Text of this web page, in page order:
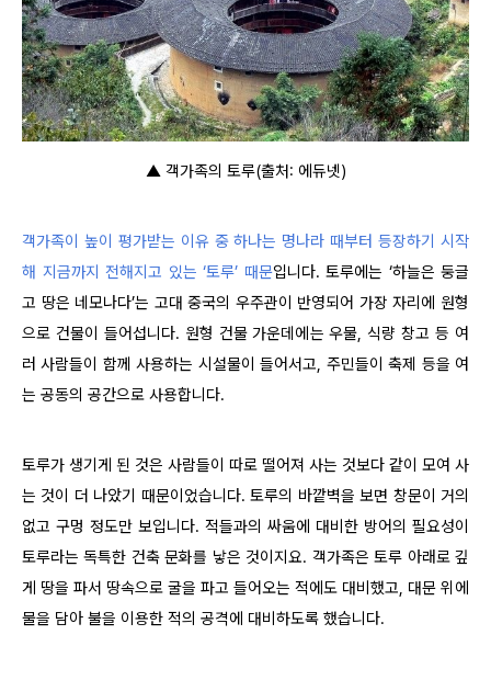
▲ 객가족의 토루(출처: 에듀넷)
객가족이 높이 평가받는 이유 중 하나는 명나라 때부터 등장하기 시작
해 지금까지 전해지고 있는 ‘토루’ 때문입니다. 토루에는 ‘하늘은 둥글
고 땅은 네모나다’는 고대 중국의 우주관이 반영되어 가장 자리에 원형
으로 건물이 들어섭니다. 원형 건물 가운데에는 우물, 식량 창고 등 여
러 사람들이 함께 사용하는 시설물이 들어서고, 주민들이 축제 등을 여
는 공동의 공간으로 사용합니다.
토루가 생기게 된 것은 사람들이 따로 떨어져 사는 것보다 같이 모여 사
는 것이 더 나았기 때문이었습니다. 토루의 바깥벽을 보면 창문이 거의
없고 구멍 정도만 보입니다. 적들과의 싸움에 대비한 방어의 필요성이
토루라는 독특한 건축 문화를 낳은 것이지요. 객가족은 토루 아래로 깊
게 땅을 파서 땅속으로 굴을 파고 들어오는 적에도 대비했고, 대문 위에
물을 담아 불을 이용한 적의 공격에 대비하도록 했습니다.